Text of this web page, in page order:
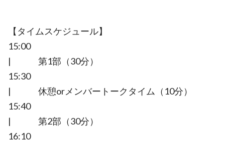
【タイムスケジュール】
15:00
| 第1部（30分）
15:30
| 休憩orメンバートークタイム（10分）
15:40
| 第2部（30分）
16:10